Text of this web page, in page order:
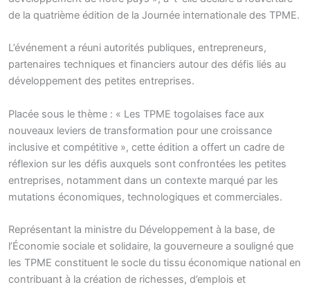
de la quatrième édition de la Journée internationale des TPME.
L’événement a réuni autorités publiques, entrepreneurs,
partenaires techniques et financiers autour des défis liés au
développement des petites entreprises.
Placée sous le thème : « Les TPME togolaises face aux
nouveaux leviers de transformation pour une croissance
inclusive et compétitive », cette édition a offert un cadre de
réflexion sur les défis auxquels sont confrontées les petites
entreprises, notamment dans un contexte marqué par les
mutations économiques, technologiques et commerciales.
Représentant la ministre du Développement à la base, de
l’Économie sociale et solidaire, la gouverneure a souligné que
les TPME constituent le socle du tissu économique national en
contribuant à la création de richesses, d’emplois et